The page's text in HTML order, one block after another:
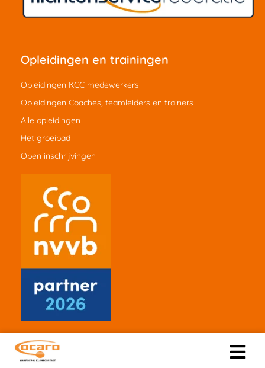
Opleidingen en trainingen
Opleidingen KCC medewerkers
Opleidingen Coaches, teamleiders en trainers
Alle opleidingen
Het groeipad
Open inschrijvingen